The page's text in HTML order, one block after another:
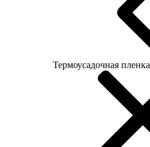
Термоусадочная пленка